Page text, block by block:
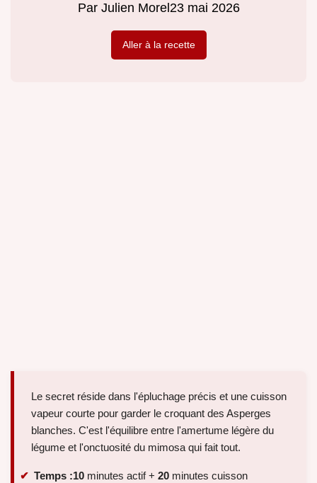
Par Julien Morel 23 mai 2026
Aller à la recette
Le secret réside dans l'épluchage précis et une cuisson
vapeur courte pour garder le croquant des Asperges
blanches. C'est l'équilibre entre l'amertume légère du
légume et l'onctuosité du mimosa qui fait tout.
Temps :10 minutes actif + 20 minutes cuisson